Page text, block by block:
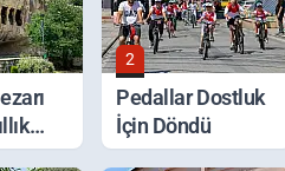
2
Pedallar Dostluk
İçin Döndü